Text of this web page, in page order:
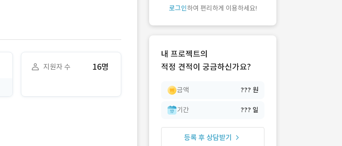
개발 회사 있어?
지원자 수 16명
로그인하여 편리하게 이용하세요!
내 프로젝트의
적정 견적이 궁금하신가요?
금액 ??? 원
기간 ??? 일
등록 후 상담받기